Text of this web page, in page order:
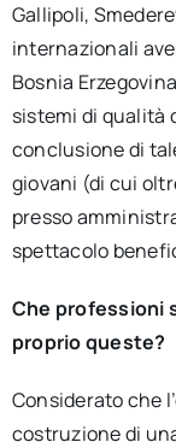
Gallipoli,
internazionali
Bosnia
sistemi di qualità
conclusione di
giovani (di cui
presso
spettacolo
Che professioni
proprio queste?
Considerato che
costruzione di